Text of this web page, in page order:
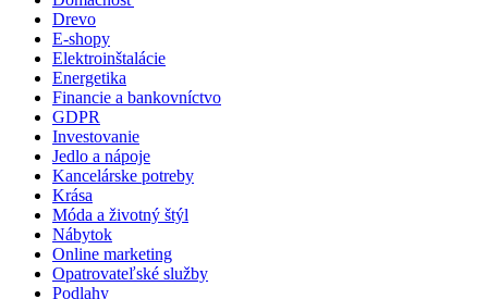
Drevo
E-shopy
Elektroinštalácie
Energetika
Financie a bankovníctvo
GDPR
Investovanie
Jedlo a nápoje
Kancelárske potreby
Krása
Móda a životný štýl
Nábytok
Online marketing
Opatrovateľské služby
Podlahy